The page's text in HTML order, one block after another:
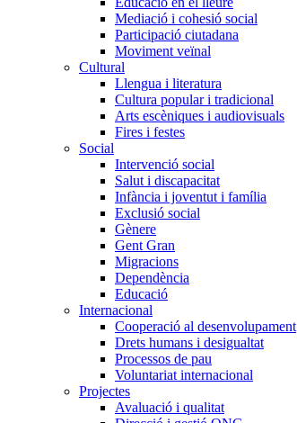
Mediació i cohesió social
Participació ciutadana
Moviment veïnal
Cultural
Llengua i literatura
Cultura popular i tradicional
Arts escèniques i audiovisuals
Fires i festes
Social
Intervenció social
Salut i discapacitat
Infància i joventut i família
Exclusió social
Gènere
Gent Gran
Migracions
Dependència
Educació
Internacional
Cooperació al desenvolupament
Drets humans i desigualtat
Processos de pau
Voluntariat internacional
Projectes
Avaluació i qualitat